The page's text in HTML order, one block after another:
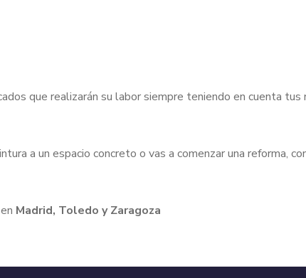
que realizarán su labor siempre teniendo en cuenta tus
a un espacio concreto o vas a comenzar una reforma,
Madrid, Toledo y Zaragoza